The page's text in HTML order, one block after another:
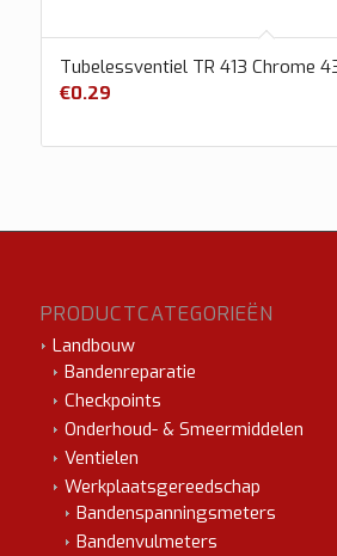
Tubelessventiel TR 413 Chrome
€0.29
PRODUCTCATEGORIEËN
Landbouw
Bandenreparatie
Checkpoints
Onderhoud- & Smeermiddelen
Ventielen
Werkplaatsgereedschap
Bandenspanningsmeters
Bandenvulmeters